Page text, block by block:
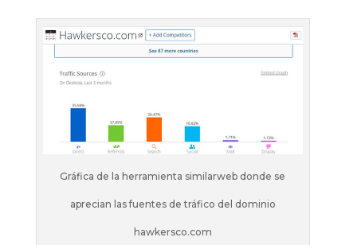
Gráfica de la herramienta similarweb donde se
aprecian las fuentes de tráfico del dominio
hawkersco.com